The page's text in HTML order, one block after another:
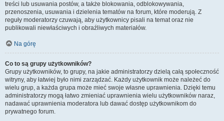
treści lub usuwania postów, a także blokowania, odblokowywania,
przenoszenia, usuwania i dzielenia tematów na forum, które moderują. Z
reguły moderatorzy czuwają, aby użytkownicy pisali na temat oraz nie
publikowali niewłaściwych i obraźliwych materiałów.
Na górę
Co to są grupy użytkowników?
Grupy użytkowników, to grupy, na jakie administratorzy dzielą całą społeczność
witryny, aby łatwiej było nimi zarządzać. Każdy użytkownik może należeć do
wielu grup, a każda grupa może mieć swoje własne uprawnienia. Dzięki temu
administratorzy mogą łatwo zmieniać uprawnienia wielu użytkowników naraz,
nadawać uprawnienia moderatora lub dawać dostęp użytkownikom do
prywatnego forum.